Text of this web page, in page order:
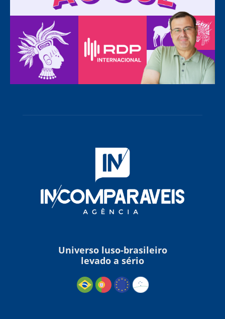
Universo luso-brasileiro
levado a sério